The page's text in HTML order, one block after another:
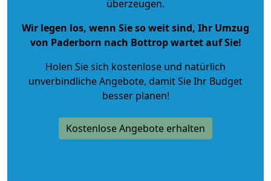
überzeugen.
Wir legen los, wenn Sie so weit sind, Ihr Umzug
von Paderborn nach Bottrop wartet auf Sie!
Holen Sie sich kostenlose und natürlich
unverbindliche Angebote, damit Sie Ihr Budget
besser planen!
Kostenlose Angebote erhalten